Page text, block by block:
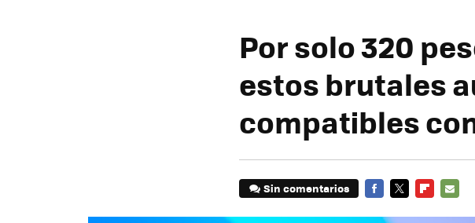
Por solo 320
estos brutales
compatibles
Sin comentarios